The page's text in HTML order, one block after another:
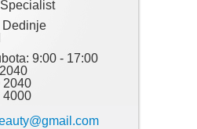
Dedinje
9:00 - 17:00
2040
4000